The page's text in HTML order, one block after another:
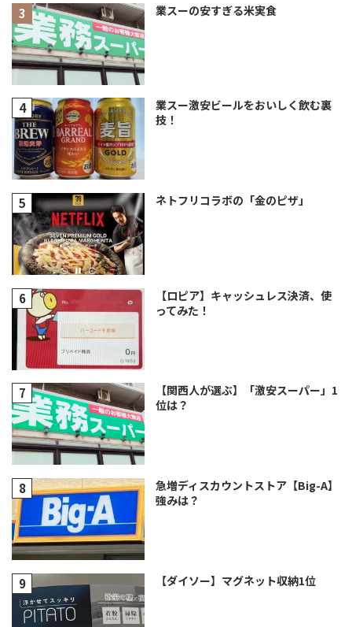
業スーの安すぎる米実食
業スー激安ビールをおいしく飲む裏
技！
ネトフリコラボの「金のピザ」
【ロピア】キャッシュレス決済、使
ってみた！
【関西人が選ぶ】「激安スーパー」1
位は？
急増ディスカウントストア【Big-A】
強みは？
【ダイソー】マグネット収納1位